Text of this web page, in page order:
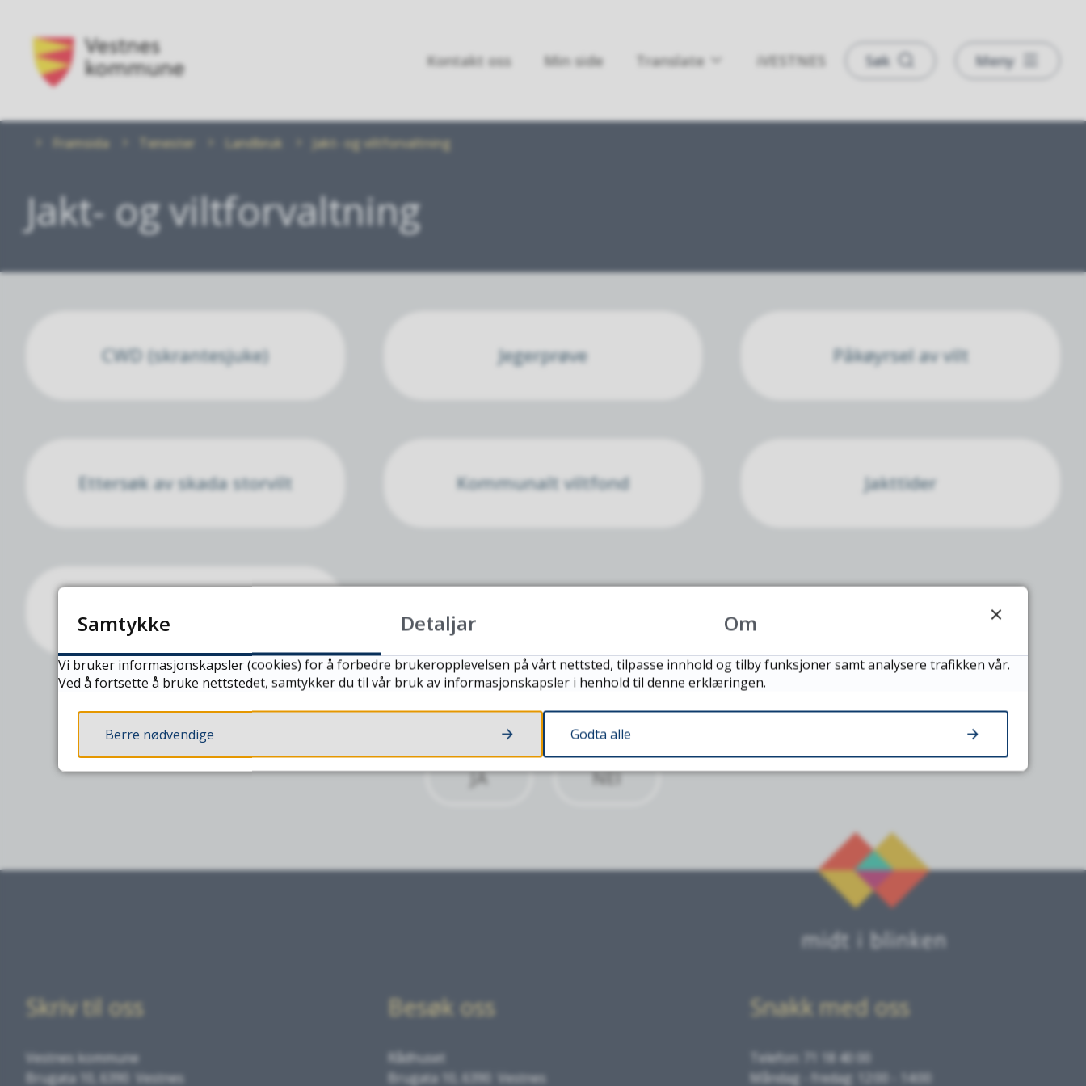
Kontakt oss Min side Translate iVESTNES Søk Meny
Framsida Tenester Landbruk Jakt- og viltforvaltning
Jakt- og viltforvaltning
CWD (skrantesjuke) Jegerprøve Påkøyrsel av vilt
Ettersøk av skada storvilt Kommunalt viltfond Jakttider
Fann du det du leita etter?
JA NEI
Skriv til oss
Vestnes kommune
Brugata 10, 6390 Vestnes
Besøk oss
Rådhuset
Brugata 10, 6390 Vestnes
Snakk med oss
Telefon: 71 18 40 00
Måndag - fredag: 12:00 - 14:00
Samtykke Detaljar Om
Vi bruker informasjonskapsler (cookies) for å forbedre brukeropplevelsen på vårt nettsted, tilpasse innhold og tilby funksjoner samt analysere trafikken vår.
Ved å fortsette å bruke nettstedet, samtykker du til vår bruk av informasjonskapsler i henhold til denne erklæringen.
Berre nødvendige Godta alle